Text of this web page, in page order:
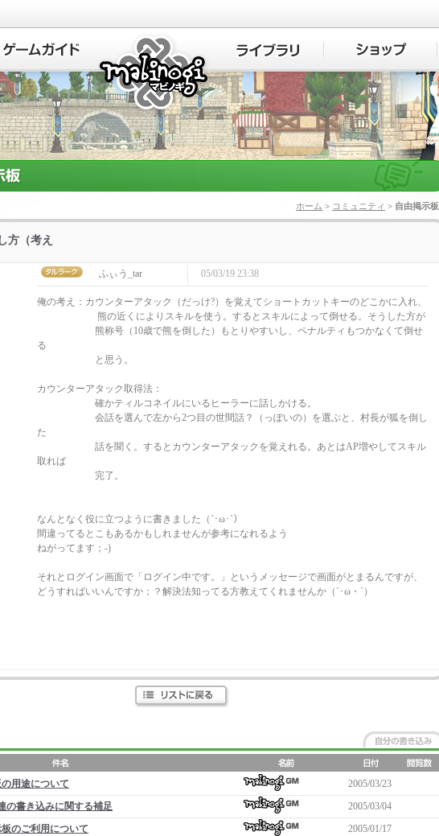
マビノギ
ホーム > コミュニティ > 自由掲示板
方（考え
ふぃう_tar 05/03/19 23:38
俺の考え：カウンターアタック（だっけ?）を覚えてショートカットキーのどこかに入れ、
熊の近くによりスキルを使う。するとスキルによって倒せる。そうした方が
熊称号（10歳で熊を倒した）もとりやすいし、ペナルティもつかなくて倒せ
る
と思う。
カウンターアタック取得法：
確かティルコネイルにいるヒーラーに話しかける。
会話を選んで左から2つ目の世間話？（っぽいの）を選ぶと、村長が狐を倒し
た
話を聞く。するとカウンターアタックを覚えれる。あとはAP増やしてスキル
取れば
完了。
なんとなく役に立つように書きました（´･ω･`）
間違ってるとこもあるかもしれませんが参考になれるよう
ねがってます；-)
それとログイン画面で「ログイン中です。」というメッセージで画面がとまるんですが、
どうすればいいんですか；？解決法知ってる方教えてくれませんか（´･ω・`）
用途について
2005/03/23
の書き込みに関する補足
2005/03/04
のご利用について
2005/01/17